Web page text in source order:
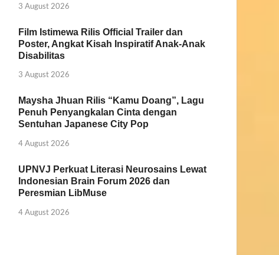
3 August 2026
Film Istimewa Rilis Official Trailer dan
Poster, Angkat Kisah Inspiratif Anak-Anak
Disabilitas
3 August 2026
Maysha Jhuan Rilis “Kamu Doang”, Lagu
Penuh Penyangkalan Cinta dengan
Sentuhan Japanese City Pop
4 August 2026
UPNVJ Perkuat Literasi Neurosains Lewat
Indonesian Brain Forum 2026 dan
Peresmian LibMuse
4 August 2026